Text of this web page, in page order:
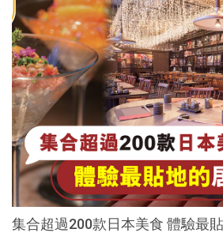
集合超過200款日本美食 體驗最